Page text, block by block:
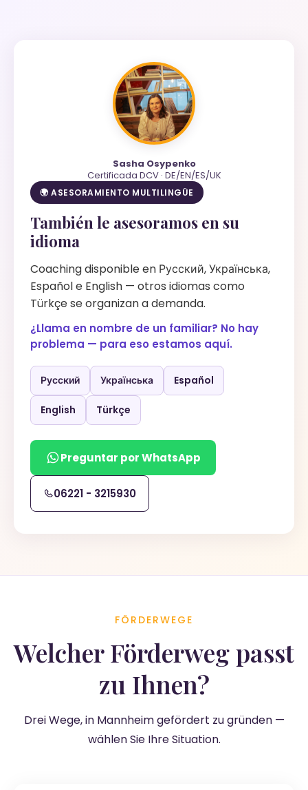
Sasha Osypenko
Certificada DCV · DE/EN/ES/UK
🌍 ASESORAMIENTO MULTILINGÜE
También le asesoramos en su
idioma
Coaching disponible en Русский, Українська,
Español e English — otros idiomas como
Türkçe se organizan a demanda.
¿Llama en nombre de un familiar? No hay
problema — para eso estamos aquí.
Русский Українська Español
English Türkçe
Preguntar por WhatsApp
06221 - 3215930
FÖRDERWEGE
Welcher Förderweg passt
zu Ihnen?
Drei Wege, in Mannheim gefördert zu gründen —
wählen Sie Ihre Situation.